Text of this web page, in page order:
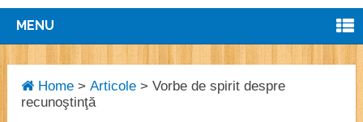
MENU
Home >Articole >Vorbe de spirit despre
recunoştinţă